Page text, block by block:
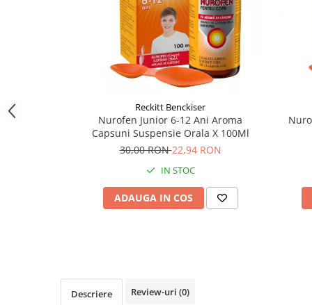
Tincturi si Gemoderivate
Vitamine si minerale
Reckitt Benckiser
Nurofen Junior 6-12 Ani Aroma
Capsuni Suspensie Orala X 100Ml
30,00 RON22,94 RON
IN STOC
ADAUGA IN COS
Descriere Review-uri (0)